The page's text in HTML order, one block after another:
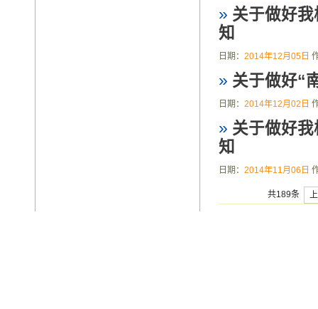
» 关于做好
知
日期： 2014年12月05日
» 关于做好“
日期： 2014年12月02日
» 关于做好
知
日期： 2014年11月06日
共189条